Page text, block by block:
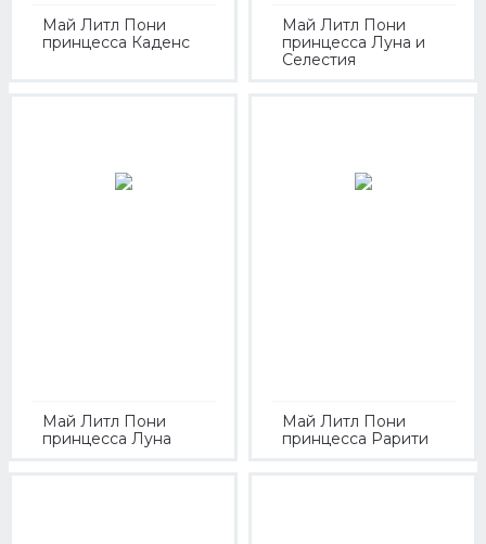
Май Литл Пони
принцесса Каденс
Май Литл Пони
принцесса Луна и
Селестия
Май Литл Пони
принцесса Луна
Май Литл Пони
принцесса Рарити